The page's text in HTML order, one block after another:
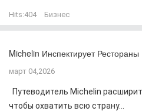
Hits:404 Бизнес
Michelin Инспектирует
март 04,2026
Путеводитель Michelin
чтобы охватить всю страну...